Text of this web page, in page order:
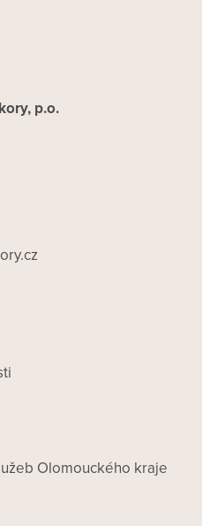
p.o.
Olomouckého kraje